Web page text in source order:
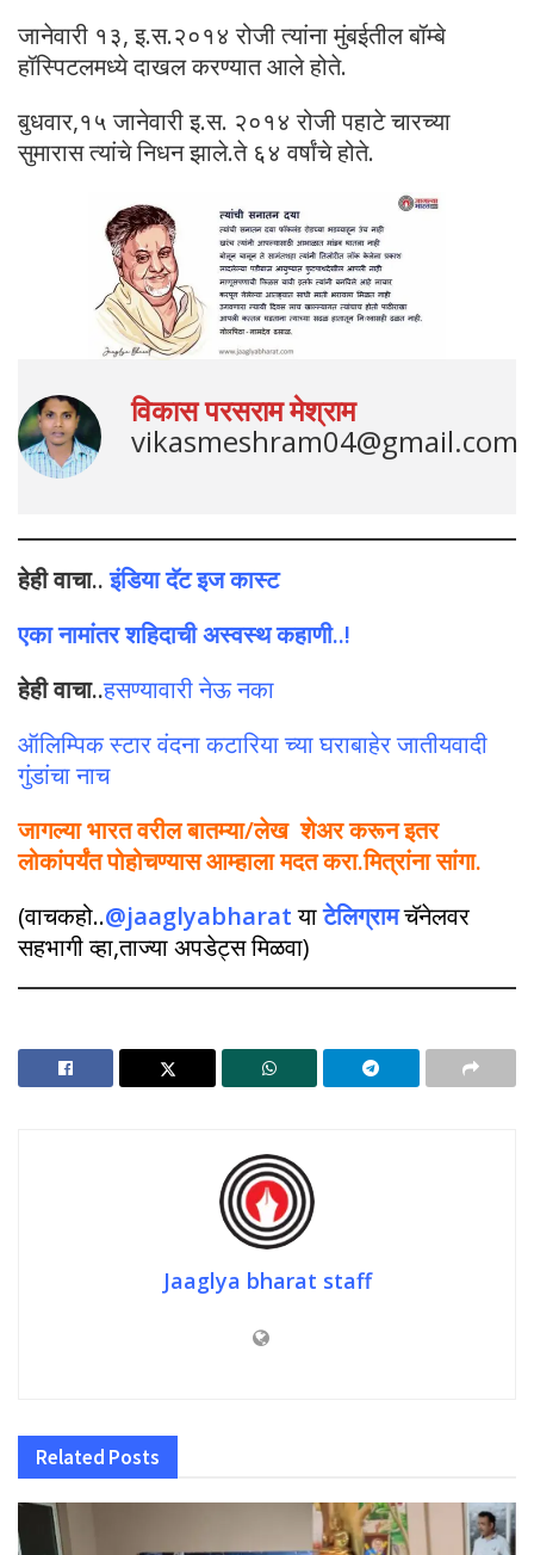
जानेवारी १३, इ.स.२०१४ रोजी त्यांना मुंबईतील बॉम्बे
हॉस्पिटलमध्ये दाखल करण्यात आले होते.
बुधवार,१५ जानेवारी इ.स. २०१४ रोजी पहाटे चारच्या
सुमारास त्यांचे निधन झाले.ते ६४ वर्षांचे होते.
विकास परसराम मेश्राम
vikasmeshram04@gmail.com
हेही वाचा..इंडिया दॅट इज कास्ट
एका नामांतर शहिदाची अस्वस्थ कहाणी..!
हेही वाचा..हसण्यावारी नेऊ नका
ऑलिम्पिक स्टार वंदना कटारिया च्या घराबाहेर जातीयवादी
गुंडांचा नाच
जागल्या भारत वरील बातम्या/लेख शेअर करून इतर
लोकांपर्यंत पोहोचण्यास आम्हाला मदत करा.मित्रांना सांगा.
(वाचकहो..@jaaglyabharat याटेलिग्रामचॅनेलवर
सहभागी व्हा,ताज्या अपडेट्स मिळवा)
Jaaglya bharat staff
Related Posts